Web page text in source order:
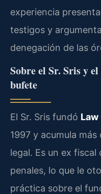
experiencia
testigos y
denegación de las
Sobre el Sr. Sris y
bufete
El Sr. Sris fundó Law
1997 y acumula
legal. Es un ex
penales, lo que le
práctica sobre el